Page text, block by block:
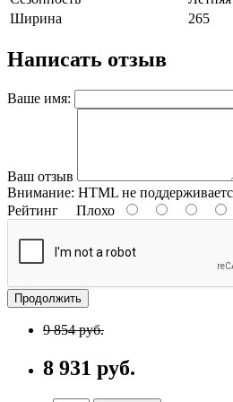
Ширина
265
Написать отзыв
Ваше имя:
Ваш отзыв
Внимание: HTML не
Рейтинг Плохо
Продолжить
9 854 руб.
8 931 руб.